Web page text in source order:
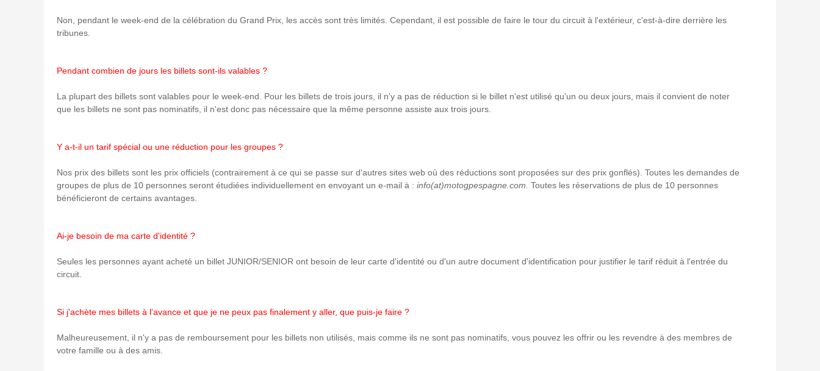
Non, pendant le week-end de la célébration du Grand Prix, les accès sont très limités. Cependant, il est possible de faire le tour du circuit à l'extérieur, c'est-à-dire derrière les
tribunes.
Pendant combien de jours les billets sont-ils valables ?
La plupart des billets sont valables pour le week-end. Pour les billets de trois jours, il n'y a pas de réduction si le billet n'est utilisé qu'un ou deux jours, mais il convient de noter
que les billets ne sont pas nominatifs, il n'est donc pas nécessaire que la même personne assiste aux trois jours.
Y a-t-il un tarif spécial ou une réduction pour les groupes ?
Nos prix des billets sont les prix officiels (contrairement à ce qui se passe sur d'autres sites web où des réductions sont proposées sur des prix gonflés). Toutes les demandes de
groupes de plus de 10 personnes seront étudiées individuellement en envoyant un e-mail à : info(at)motogpespagne.com. Toutes les réservations de plus de 10 personnes
bénéficieront de certains avantages.
Ai-je besoin de ma carte d'identité ?
Seules les personnes ayant acheté un billet JUNIOR/SENIOR ont besoin de leur carte d'identité ou d'un autre document d'identification pour justifier le tarif réduit à l'entrée du
circuit.
Si j'achète mes billets à l'avance et que je ne peux pas finalement y aller, que puis-je faire ?
Malheureusement, il n'y a pas de remboursement pour les billets non utilisés, mais comme ils ne sont pas nominatifs, vous pouvez les offrir ou les revendre à des membres de
votre famille ou à des amis.